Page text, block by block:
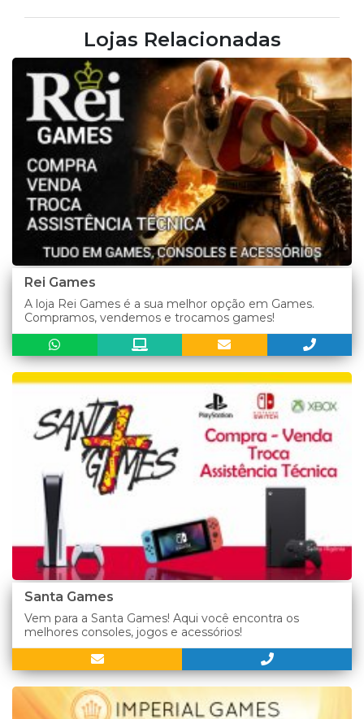
Lojas Relacionadas
Rei Games
A loja Rei Games é a sua melhor opção em Games.
Compramos, vendemos e trocamos games!
Santa Games
Vem para a Santa Games! Aqui você encontra os
melhores consoles, jogos e acessórios!